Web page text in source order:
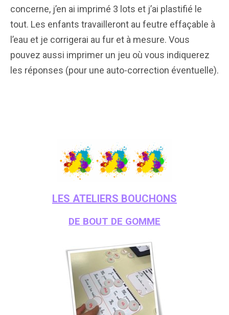
concerne, j’en ai imprimé 3 lots et j’ai plastifié le
tout. Les enfants travailleront au feutre effaçable à
l’eau et je corrigerai au fur et à mesure. Vous
pouvez aussi imprimer un jeu où vous indiquerez
les réponses (pour une auto-correction éventuelle).
LES ATELIERS BOUCHONS
DE BOUT DE GOMME